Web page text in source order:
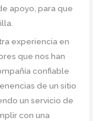
apoyo, para que
experiencia en
que nos han
confiable
de un sitio
un servicio de
con una